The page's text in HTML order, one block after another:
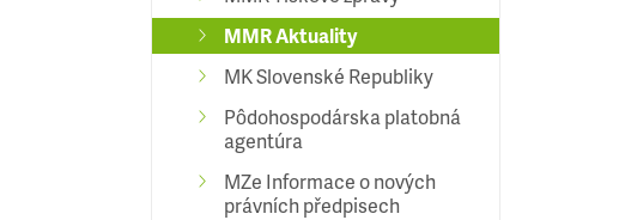
MMR Aktuality
MK Slovenské Republiky
Pôdohospodárska platobná
agentúra
MZe Informace o nových
právních předpisech